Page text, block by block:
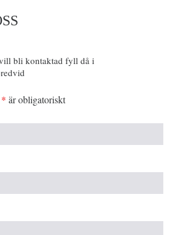
bli kontaktad fyll då i
* är obligatoriskt